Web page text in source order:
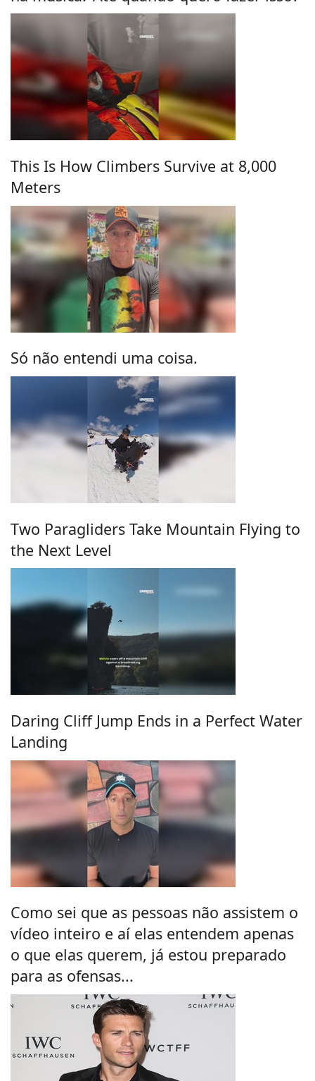
This Is How Climbers Survive at 8,000
Meters
Só não entendi uma coisa.
Two Paragliders Take Mountain Flying to
the Next Level
Daring Cliff Jump Ends in a Perfect Water
Landing
Como sei que as pessoas não assistem o
vídeo inteiro e aí elas entendem apenas
o que elas querem, já estou preparado
para as ofensas...